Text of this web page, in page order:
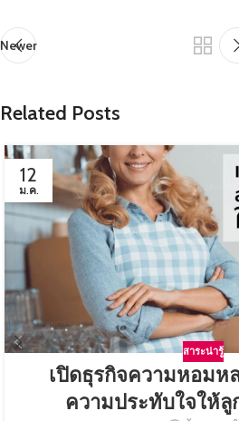
Newer
Related Posts
12
ม.ค.
สาระน่ารู้
เปิดธุรกิจความหอมห
ความประทับใจให้